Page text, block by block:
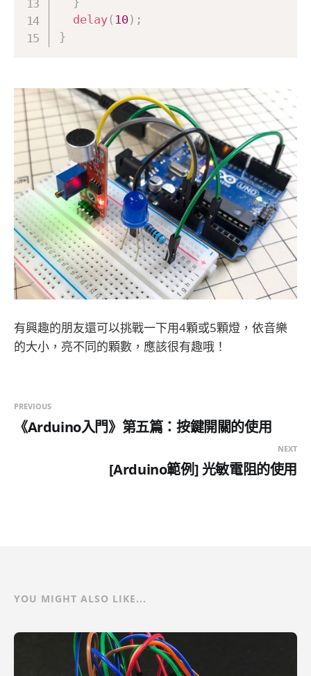
delay( 10) ;
}
有興趣的朋友還可以挑戰一下用4顆或5顆燈，依音樂
的大小，亮不同的顆數，應該很有趣哦！
PREVIOUS
《Arduino入門》第五篇：按鍵開關的使用
NEXT
[Arduino範例] 光敏電阻的使用
YOU MIGHT ALSO LIKE...